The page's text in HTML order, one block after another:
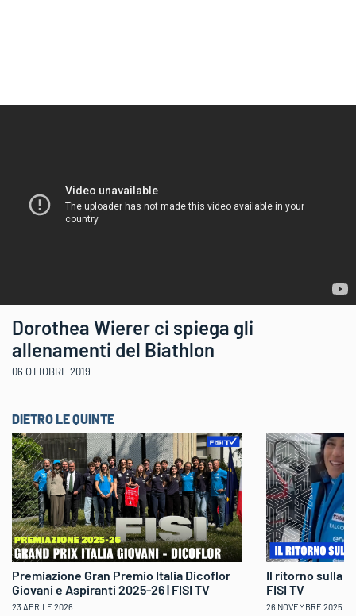
Dorothea Wierer ci spiega gli
allenamenti del Biathlon
06 OTTOBRE 2019
DIETRO LE QUINTE
Premiazione Gran Premio Italia Dicoflor
Giovani e Aspiranti 2025-26 | FISI TV
23 APRILE 2026
Il ritorno sulla
FISI TV
26 NOVEMBRE 2025